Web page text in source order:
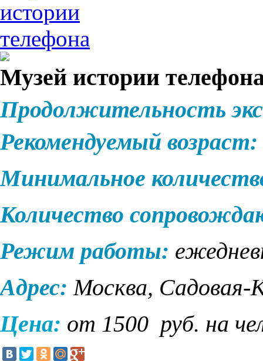
Музей истории
Продолжительность
Рекомендуемый возраст:
Минимальное
Количество
Режим работы:
Адрес:Москва, Садовая-
Цена: от 1500 руб. на